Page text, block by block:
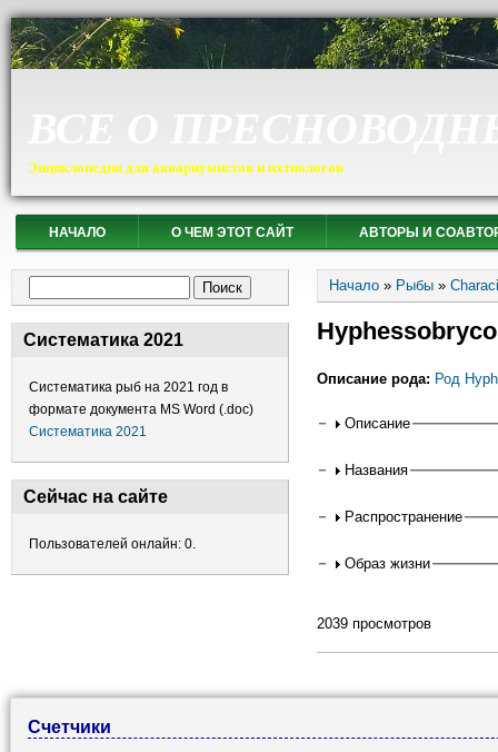
Энциклопедия для аквариумистов и ихтиологов
НАЧАЛО О ЧЕМ ЭТОТ САЙТ АВТОРЫ И
Систематика 2021
Систематика рыб на 2021 год в
формате документа MS Word (.doc)
Систематика 2021
Сейчас на сайте
Пользователей онлайн: 0.
Вы здесь
Начало » Рыбы »
Описание рода: Род
Описание
Названия
Распространение
Образ жизни
2039 просмотров
Счетчики